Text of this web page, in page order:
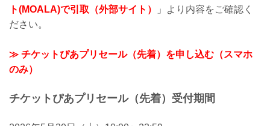
ト(MOALA)で引取（外部サイト）
」より内容をご確認く
ださい。
≫ チケットぴあプリセール（先着）を申し込む（スマホ
のみ）
チケットぴあプリセール（先着）受付期間